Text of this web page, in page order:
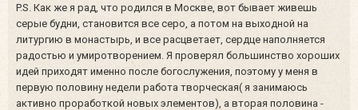
P.S. Как же я рад, что родился в Москве, вот бывает живешь
серые будни, становится все серо, а потом на выходной на
литургию в монастырь, и все расцветает, сердце наполняется
радостью и умиротворением. Я проверял большинство хороших
идей приходят именно после богослужения, поэтому у меня в
первую половину недели работа творческая( я занимаюсь
активно проработкой новых элементов), а вторая половина -